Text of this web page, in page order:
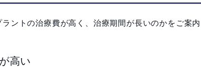
ラントの治療費が高く、治療期間が長いのかをご案内
高い